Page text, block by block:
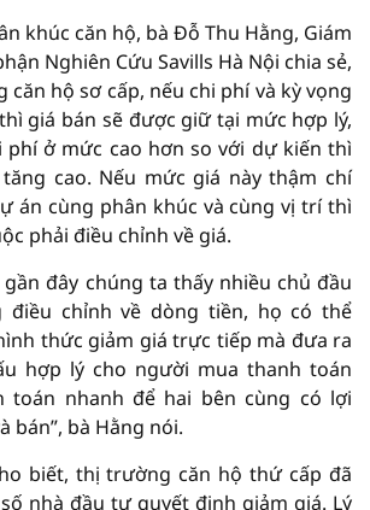
khúc căn hộ, bà Đỗ Thu Hằng, Giám
Nghiên Cứu Savills Hà Nội chia sẻ,
hộ sơ cấp, nếu chi phí và kỳ vọng
giá bán sẽ được giữ tại mức hợp lý,
phí ở mức cao hơn so với dự kiến thì
cao. Nếu mức giá này thậm chí
án cùng phân khúc và cùng vị trí thì
phải điều chỉnh về giá.
đây chúng ta thấy nhiều chủ đầu
chỉnh về dòng tiền, họ có thể
thức giảm giá trực tiếp mà đưa ra
hợp lý cho người mua thanh toán
toán nhanh để hai bên cùng có lợi
bán”, bà Hằng nói.
biết, thị trường căn hộ thứ cấp đã
nhà đầu tư quyết định giảm giá. Lý